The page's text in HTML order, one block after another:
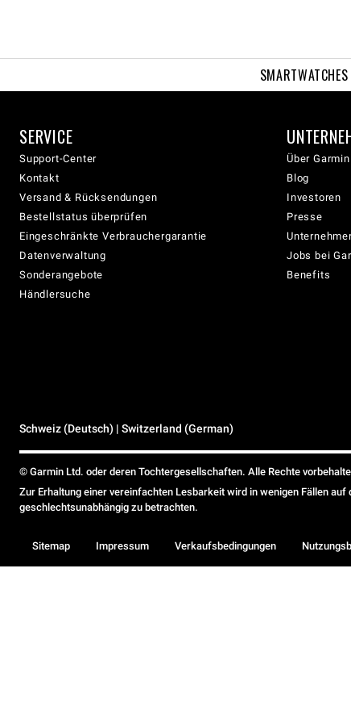
SMARTWATCHES
SERVICE
Support-Center
Kontakt
Versand & Rücksendungen
Bestellstatus überprüfen
Eingeschränkte Verbrauchergarantie
Datenverwaltung
Sonderangebote
Händlersuche
Über Garmin
Blog
Investoren
Presse
Jobs bei
Benefits
Schweiz (Deutsch) | Switzerland (German)
© Garmin Ltd. oder deren Tochtergesellschaften. Alle Rechte
Zur Erhaltung einer vereinfachten Lesbarkeit wird in wenigen Fällen
geschlechtsunabhängig zu betrachten.
Sitemap Impressum Verkaufsbedingungen